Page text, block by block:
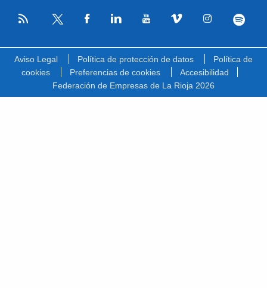
RSS
Aviso Legal Política de protección de datos
Política de
cookies
Preferencias de cookies
Accesibilidad
Federación de Empresas de La Rioja 2026